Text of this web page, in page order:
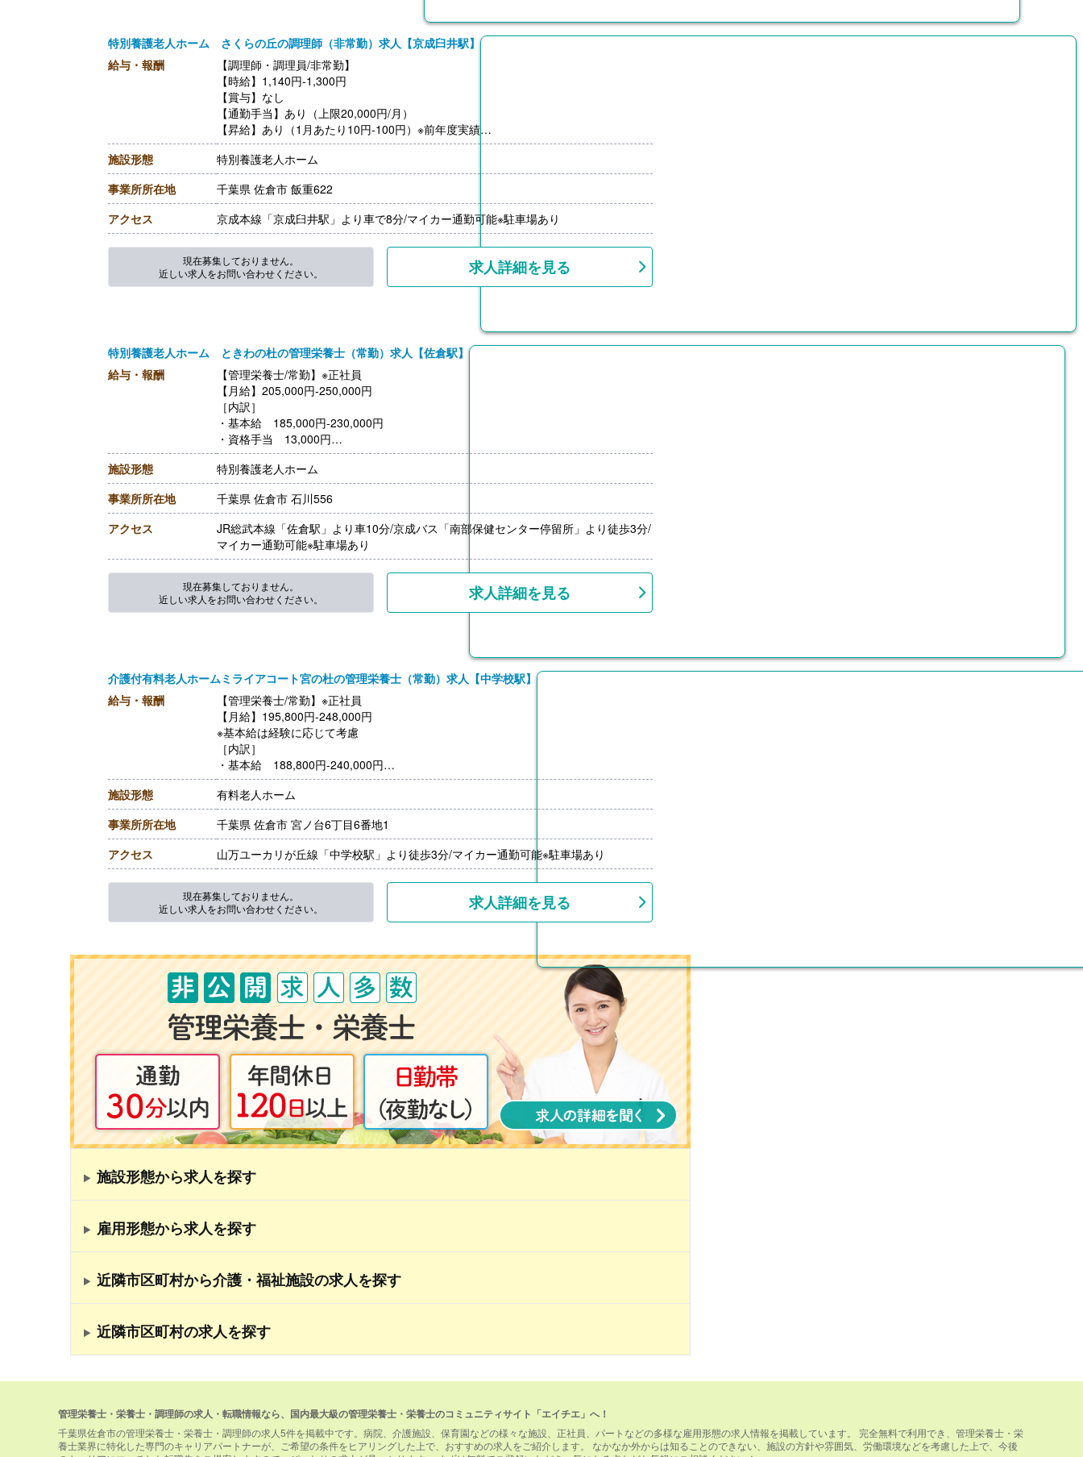
特別養護老人ホーム さくらの丘の調理師（非常勤）求人【京成臼井駅】
給与・報酬
【調理師・調理員/非常勤】
【時給】1,140円-1,300円
【賞与】なし
【通勤手当】あり（上限20,000円/月）
【昇給】あり（1月あたり10円‐100円）※前年度実績
【退職金】なし
施設形態
特別養護老人ホーム
事業所所在地
千葉県 佐倉市 飯重622
アクセス
京成本線「京成臼井駅」より車で8分/マイカー通勤可能※駐車場あり
現在募集しておりません。
近しい求人をお問い合わせください。
求人詳細を見る
特別養護老人ホーム ときわの杜の管理栄養士（常勤）求人【佐倉駅】
給与・報酬
【管理栄養士/常勤】※正社員
【月給】205,000円-250,000円
［内訳］
・基本給 185,000円-230,000円
・資格手当 13,000円
・処遇改善手当 7,000円
【賞与】年2回（計3.00ヶ月分）※前年度実績
【通勤手当】あり（上限25,000円/月）
【昇給】あり（1月あたり1,000円-3,000円）※前年度実績
【退職金】なし
施設形態
特別養護老人ホーム
事業所所在地
千葉県 佐倉市 石川556
アクセス
JR総武本線「佐倉駅」より車10分/京成バス「南部保健センター停留所」より徒歩3分/
マイカー通勤可能※駐車場あり
現在募集しておりません。
近しい求人をお問い合わせください。
求人詳細を見る
介護付有料老人ホームミライアコート宮の杜の管理栄養士（常勤）求人【中学校駅】
給与・報酬
【管理栄養士/常勤】※正社員
【月給】195,800円-248,000円
※基本給は経験に応じて考慮
［内訳］
・基本給 188,800円-240,000円
・資格手当 7,000円-8,000円
【賞与】年2回（計3.40ヶ月分）※前年度実績
【通勤手当】あり（上限55,060円/月）
【昇給】あり（1月あたり1,000円-）※前年度実績
【退職金】あり※勤続3年以上
施設形態
有料老人ホーム
事業所所在地
千葉県 佐倉市 宮ノ台6丁目6番地1
アクセス
山万ユーカリが丘線「中学校駅」より徒歩3分/マイカー通勤可能※駐車場あり
現在募集しておりません。
近しい求人をお問い合わせください。
求人詳細を見る
施設形態から求人を探す
雇用形態から求人を探す
近隣市区町村から介護・福祉施設の求人を探す
近隣市区町村の求人を探す
管理栄養士・栄養士・調理師の求人・転職情報なら、国内最大級の管理栄養士・栄養士のコミュニティサイト「エイチエ」へ！
千葉県佐倉市の管理栄養士・栄養士・調理師の求人5件を掲載中です。病院、介護施設、保育園などの様々な施設、正社員、パートなどの多様な雇用形態の求人情報を掲載しています。 完全無料で利用でき、管理栄養士・栄
養士業界に特化した専門のキャリアパートナーが、ご希望の条件をヒアリングした上で、おすすめの求人をご紹介します。 なかなか外からは知ることのできない、施設の方針や雰囲気、労働環境などを考慮した上で、今後